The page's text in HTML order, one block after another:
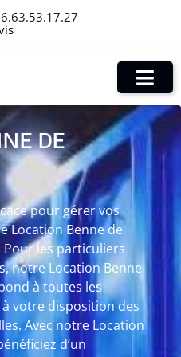
DE
pour gérer vos
Location Benne de
les particuliers
notre Location Benne
à toutes les
votre disposition des
Avec notre Location
d’un